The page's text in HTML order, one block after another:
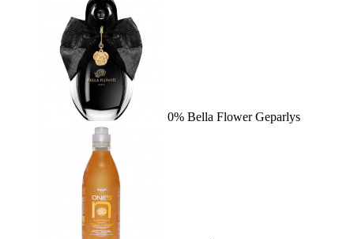
0% Bella Flower Geparlys